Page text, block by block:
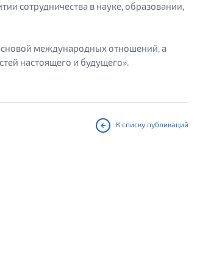
сотрудничества в науке, образовании,
международных отношений, а
настоящего и будущего».
К списку публикаций